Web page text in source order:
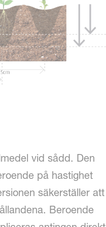
vid sådd. Den
på hastighet
säkerställer att
Beroende